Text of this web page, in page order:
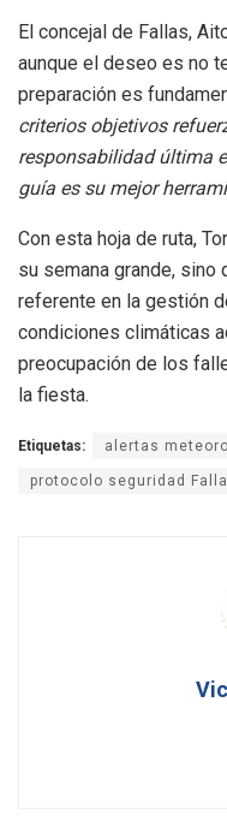
El concejal de Fallas,
aunque el deseo es no
preparación es
criterios objetivos
responsabilidad última
guía es su mejor
Con esta hoja de ruta,
su semana grande, sino
referente en la gestión
condiciones climáticas
preocupación de los
la fiesta.
Etiquetas: alertas
protocolo seguridad